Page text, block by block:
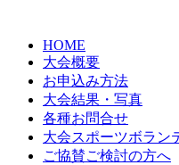
HOME
大会概要
お申込み方法
大会結果・写真
各種お問合せ
大会スポーツボラン
ご協賛ご検討の方へ